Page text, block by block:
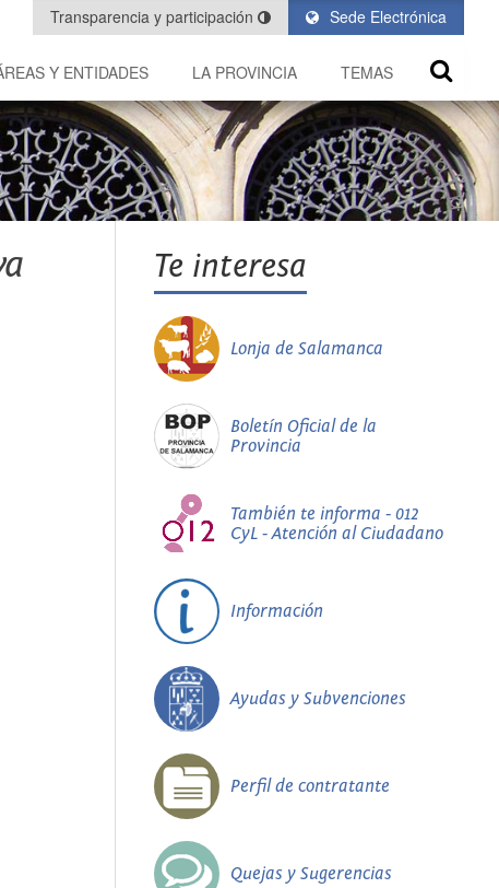
Sede Electrónica
Transparencia y participación
Y ENTIDADES LA PROVINCIA TEMAS
Te interesa
Lonja de Salamanca
Boletín Oficial de la
Provincia
También te informa - 012
CyL - Atención al Ciudadano
Información
Ayudas y Subvenciones
Perfil de contratante
Quejas y Sugerencias